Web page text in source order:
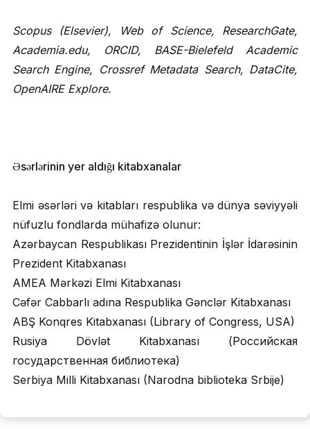
Scopus (Elsevier), Web of Science, ResearchGate,
Academia.edu, ORCID, BASE-Bielefeld Academic
Search Engine, Crossref Metadata Search, DataCite,
OpenAIRE Explore.
Əsərlərinin yer aldığı kitabxanalar
Elmi əsərləri və kitabları respublika və dünya səviyyəli
nüfuzlu fondlarda mühafizə olunur:
Azərbaycan Respublikası Prezidentinin İşlər İdarəsinin
Prezident Kitabxanası
AMEA Mərkəzi Elmi Kitabxanası
Cəfər Cabbarlı adına Respublika Gənclər Kitabxanası
ABŞ Konqres Kitabxanası (Library of Congress, USA)
Rusiya Dövlət Kitabxanası (Российская
государственная библиотека)
Serbiya Milli Kitabxanası (Narodna biblioteka Srbije)